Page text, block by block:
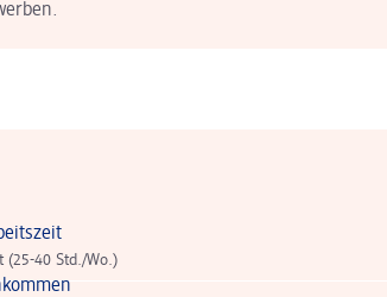
(25-40 Std./Wo.)